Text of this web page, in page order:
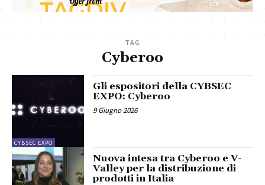
TAG
Cyberoo
CYBSEC EXPO
Gli espositori della CYBSEC
EXPO: Cyberoo
9 Giugno 2026
Nuova intesa tra Cyberoo e V-
Valley per la distribuzione di
prodotti in Italia